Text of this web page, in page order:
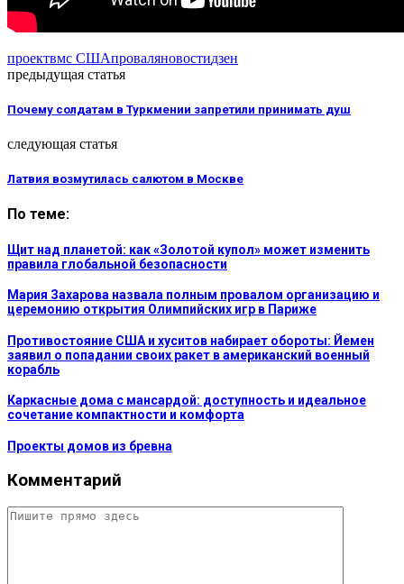
проектвмс СШАпроваляновостидзен
предыдущая статья
Почему солдатам в Туркмении запретили принимать душ
следующая статья
Латвия возмутилась салютом в Москве
По теме:
Щит над планетой: как «Золотой купол» может изменить
правила глобальной безопасности
Мария Захарова назвала полным провалом организацию и
церемонию открытия Олимпийских игр в Париже
Противостояние США и хуситов набирает обороты: Йемен
заявил о попадании своих ракет в американский военный
корабль
Каркасные дома с мансардой: доступность и идеальное
сочетание компактности и комфорта
Проекты домов из бревна
Комментарий